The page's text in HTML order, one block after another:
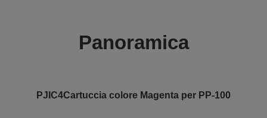
Panoramica
PJIC4Cartuccia colore Magenta per PP-100